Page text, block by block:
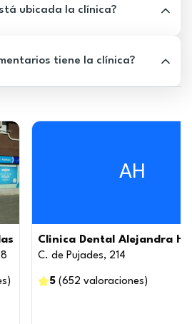
ubicada la clínica?
tiene la clínica?
)
AH
Clinica Dental Alejandra
C. de Pujades, 214
5 (652 valoraciones )